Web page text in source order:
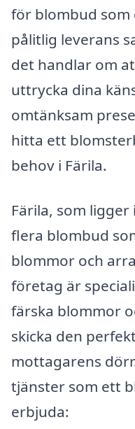
för blombud som
pålitlig leverans
det handlar om
uttrycka dina
omtänksam
hitta ett
behov i Färila.
Färila, som
flera blombud
blommor och
företag är
färska blommor
skicka den
mottagarens
tjänster som ett
erbjuda: